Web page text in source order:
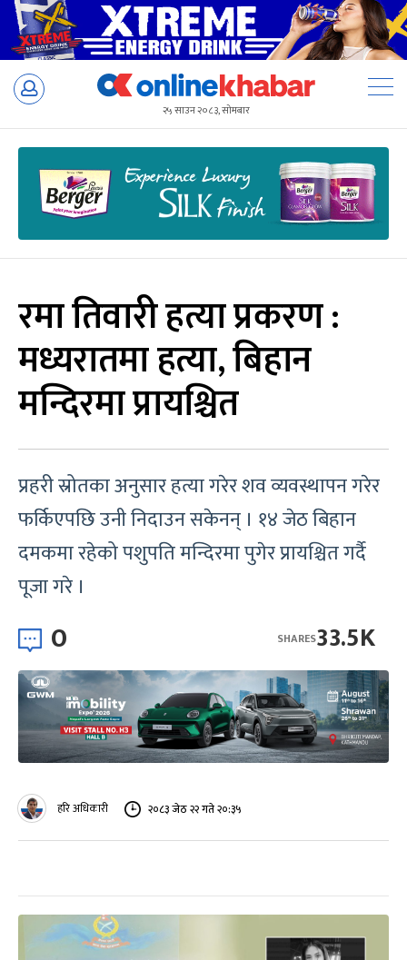
Skip
२५ साउन २०८३, सोमबार
रमा तिवारी हत्या प्रकरण :
मध्यरातमा हत्या, बिहान
मन्दिरमा प्रायश्चित
प्रहरी स्रोतका अनुसार हत्या गरेर शव व्यवस्थापन गरेर
फर्किएपछि उनी निदाउन सकेनन् । १४ जेठ बिहान
दमकमा रहेको पशुपति मन्दिरमा पुगेर प्रायश्चित गर्दै
पूजा गरे ।
0 33.5K
SHARES
हरि अधिकारी २०८३ जेठ २२ गते २०:३५